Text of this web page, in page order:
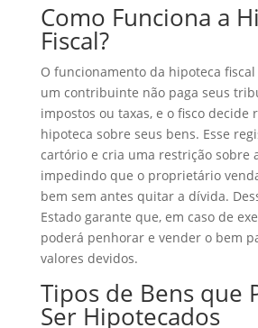
Como Funciona a
Fiscal?
O funcionamento da hipoteca
um contribuinte não paga seus
impostos ou taxas, e o fisco decide
hipoteca sobre seus bens. Esse
cartório e cria uma restrição sobre
impedindo que o proprietário
bem sem antes quitar a dívida.
Estado garante que, em caso de
poderá penhorar e vender o bem
valores devidos.
Tipos de Bens que
Ser Hipotecados